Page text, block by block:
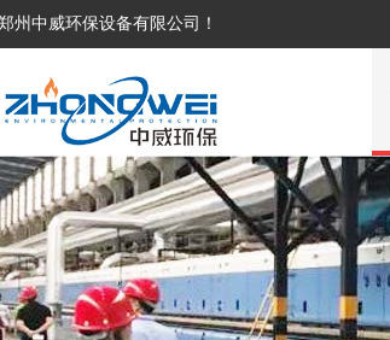
州中威环保设备有限公司！